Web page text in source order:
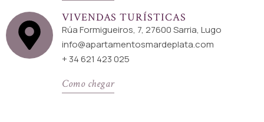
VIVENDAS TURÍSTICAS
Rúa Formigueiros, 7, 27600 Sarria, Lugo
info@apartamentosmardeplata.com
+ 34 621 423 025
Como chegar